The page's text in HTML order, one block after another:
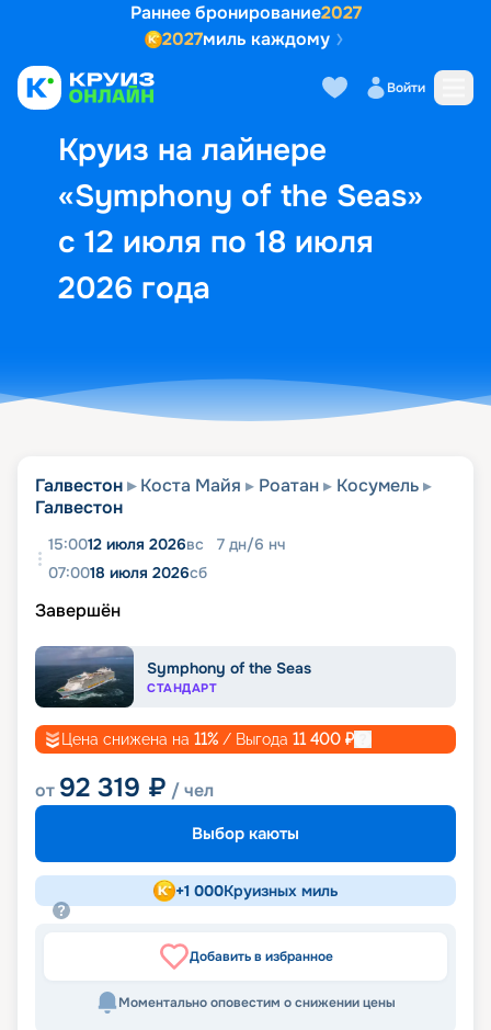
Раннее бронирование2027
2027миль каждому
Войти
Круиз на лайнере
«Symphony of the Seas»
с 12 июля по 18 июля
2026 года
Выбор кают Маршрут и
Галвестон Коста Майя Роатан
Косумель
Галвестон
15:0012 июля 2026вс 7 дн/6 нч
07:0018 июля 2026сб
Завершён
Symphony of the Seas
СТАНДАРТ
Цена снижена на 11% / Выгода 11 400 ₽
от 92 319 ₽ / чел
Выбор каюты
+1 000Круизных миль
Добавить в избранное
Моментально оповестим о снижении цены